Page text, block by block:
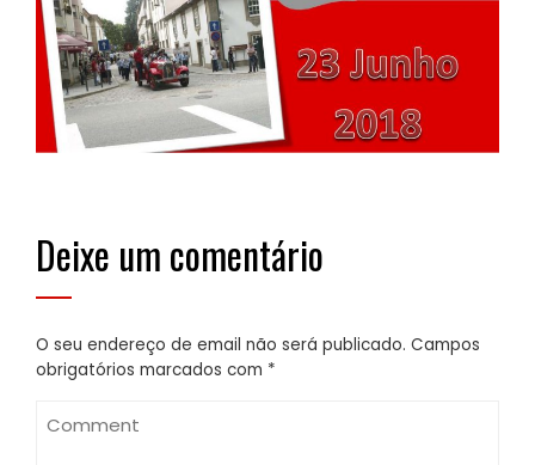
Deixe um comentário
O seu endereço de email não será publicado. Campos
obrigatórios marcados com *